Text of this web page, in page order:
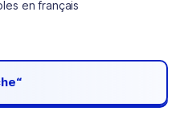
en français